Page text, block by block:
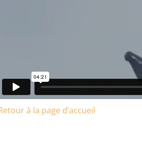
à la page d’accueil